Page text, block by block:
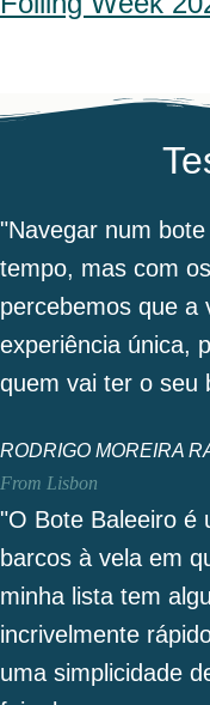
"Navegar num
tempo, mas com
percebemos que a
experiência única,
quem vai ter o seu
RODRIGO MOREIRA
From Lisbon
"O Bote Baleeiro é
barcos à vela em
minha lista tem
incrivelmente
uma simplicidade